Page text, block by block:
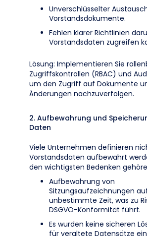
Unverschlüsselter
Vorstandsdokumente.
Fehlen klarer Richtlinien
Vorstandsdaten zugreifen
Lösung: Implementieren Sie
Zugriffskontrollen (RBAC) und
um den Zugriff auf Dokumente
Änderungen nachzuverfolgen.
2. Aufbewahrung und
Daten
Viele Unternehmen definieren
Vorstandsdaten aufbewahrt
den wichtigsten Bedenken
Aufbewahrung von
Sitzungsaufzeichnungen
unbestimmte Zeit, was zu
DSGVO-Konformität führt.
Es wurden keine sicheren
für veraltete Datensätze